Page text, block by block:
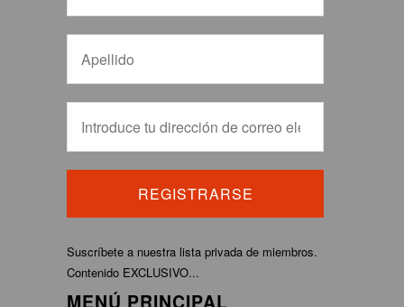
Suscríbete a nuestra lista privada de miembros.
Contenido EXCLUSIVO...
MENÚ PRINCIPAL